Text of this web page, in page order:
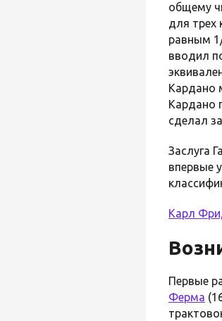
общему
для трех
равным
вводил
Кардано
Кардано
сделал
Заслуга
впервые
Карл
Первые
Ферма